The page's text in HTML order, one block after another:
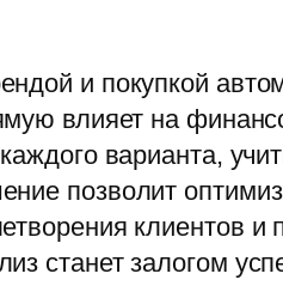
и покупкой
влияет на
варианта,
позволит
клиентов
станет залогом